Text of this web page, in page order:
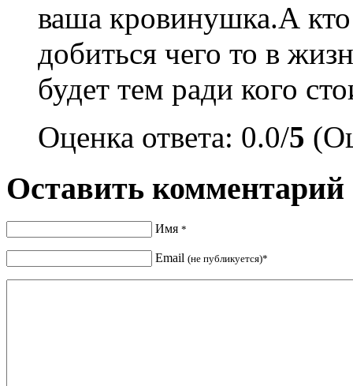
ваша кровинушка.А кто
добиться чего то в
будет тем ради кого
Оценка ответа: 0.0/5
Оставить комментарий
Имя *
Email (не публикуется)*